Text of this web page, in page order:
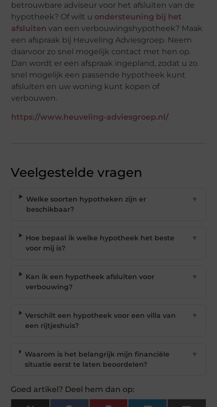
betrouwbare adviseur voor het afsluiten van de
hypotheek? Of wilt u ondersteuning bij het
afsluiten van een verbouwingshypotheek? Maak
een afspraak bij Heuveling Adviesgroep. Neem
daarvoor zo snel mogelijk contact met hen op.
Dan wordt er een afspraak ingepland, zodat u zo
snel mogelijk een passende hypotheek kunt
afsluiten en uw woning kunt kopen of
verbouwen.
https://www.heuveling-adviesgroep.nl/
Veelgestelde vragen
Welke soorten hypotheken zijn er
beschikbaar?
▼
Hoe bepaal ik welke hypotheek het beste
voor mij is?
▼
Kan ik een hypotheek afsluiten voor
verbouwing?
▼
Verschilt een hypotheek voor een villa van
een rijtjeshuis?
▼
Waarom is het belangrijk mijn financiële
situatie eerst te laten beoordelen?
▼
Goed artikel? Deel hem dan op: